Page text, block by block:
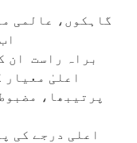
گاہکوں،
عالمی
براہ راست
ان
اعلیٰ معیار
پرتیبھا، مضبوط
اعلی درجے کی